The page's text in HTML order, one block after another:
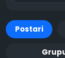
Postari